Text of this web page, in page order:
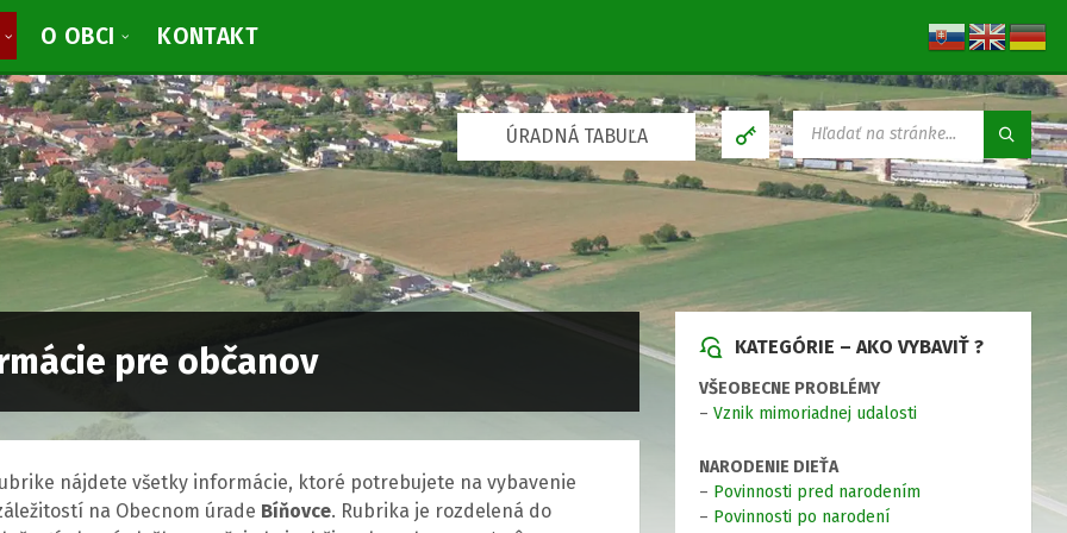
O OBCI KONTAKT
V
y
b
r
a
z
y
ÚRADNÁ TABUĽA
H
Ľ
A
I
:
pre občanov
nájdete všetky informácie, ktoré potrebujete na vybavenie
na Obecnom úrade Bíňovce. Rubrika je rozdelená do
KATEGÓRIE – AKO VYBAVIŤ ?
VŠEOBECNE PROBLÉMY
–Vznik mimoriadnej udalosti
NARODENIE DIEŤA
– Povinnosti pred narodením
– Povinnosti po narodení